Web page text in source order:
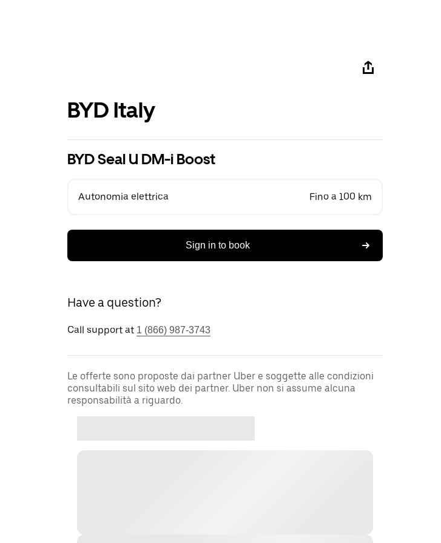
BYD Italy
BYD Seal U DM-i Boost
Autonomia elettrica Fino a 100 km
Sign in to book
Have a question?
Call support at 1 (866) 987-3743
Le offerte sono proposte dai partner Uber e soggette alle condizioni
consultabili sul sito web dei partner. Uber non si assume alcuna
responsabilità a riguardo.